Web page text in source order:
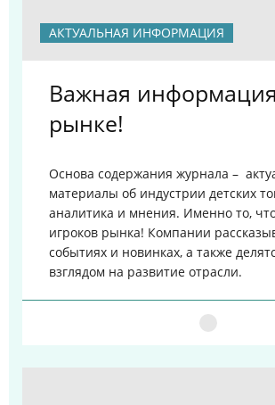
АКТУАЛЬНАЯ ИНФОРМАЦИЯ
Важная
рынке!
Основа содержания журнала –
материалы об индустрии детских
аналитика и мнения. Именно то,
игроков рынка! Компании
событиях и новинках, а также
взглядом на развитие отрасли.